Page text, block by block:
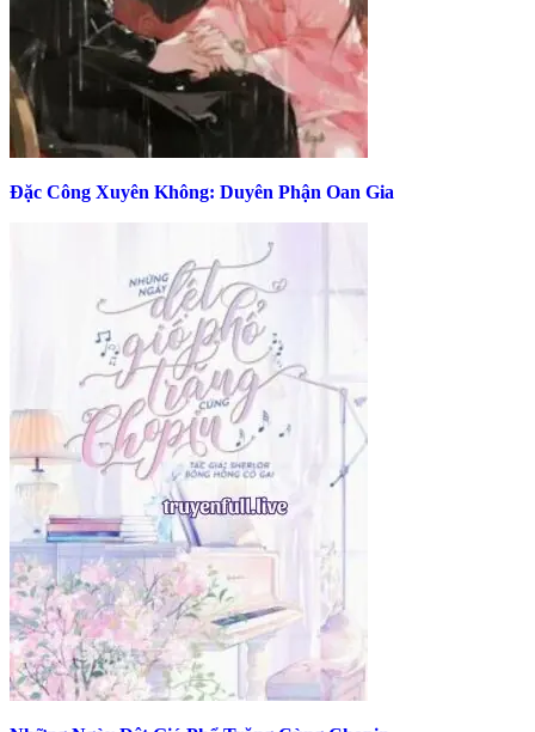
Đặc Công Xuyên Không: Duyên Phận Oan Gia